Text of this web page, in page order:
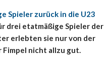
Spieler zurück in die U23
drei etatmäßige Spieler der
erlebten sie nur von der
Fimpel nicht allzu gut.